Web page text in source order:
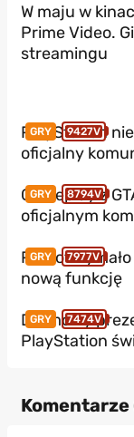
W maju w
Prime Video.
streamingu
GRY 9427V
PlayStation
oficjalny
GRY 8794V
Gameplay z
oficjalnym
GRY 7977V
PS5
nową funkcję
GRY 7474V
Darmowy
PlayStation
Komentarze